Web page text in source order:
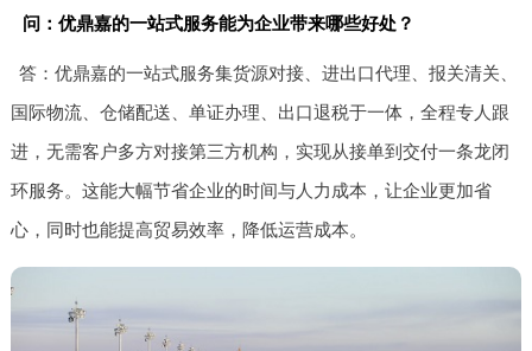
问：优鼎嘉的一站式服务能为企业带来哪些好处？
答：优鼎嘉的一站式服务集货源对接、进出口代理、报关清关、
国际物流、仓储配送、单证办理、出口退税于一体，全程专人跟
进，无需客户多方对接第三方机构，实现从接单到交付一条龙闭
环服务。这能大幅节省企业的时间与人力成本，让企业更加省
心，同时也能提高贸易效率，降低运营成本。